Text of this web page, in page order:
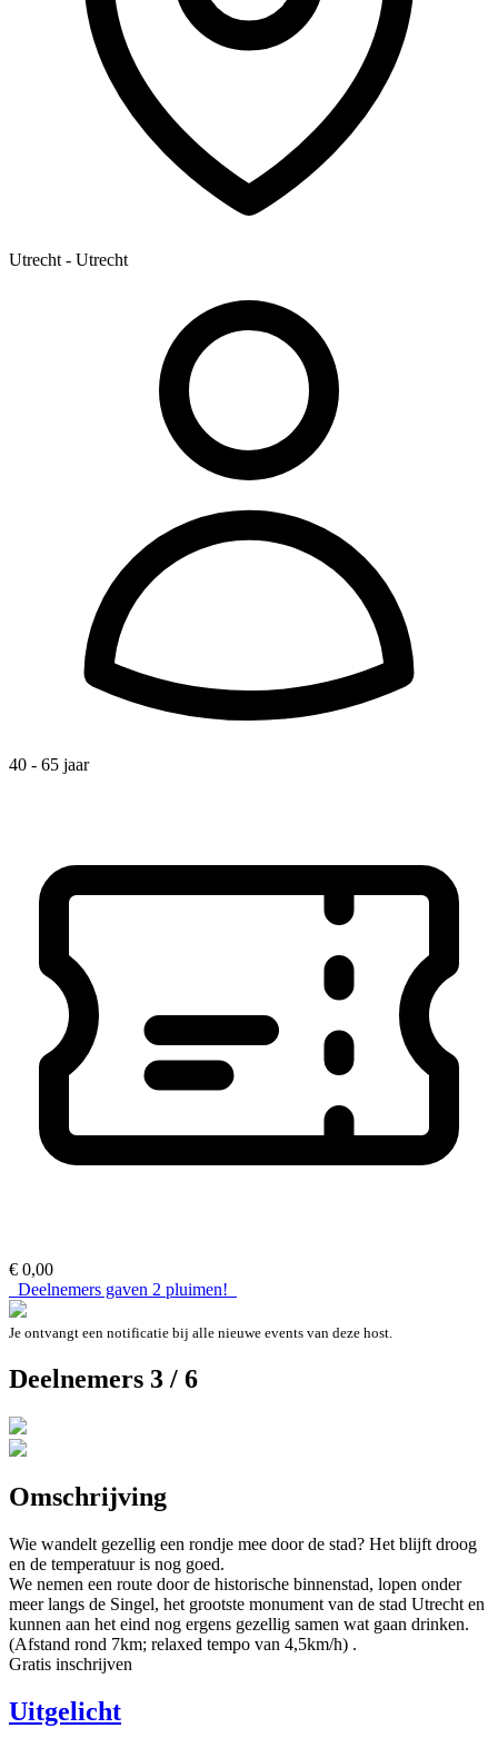
Utrecht - Utrecht
40 - 65 jaar
€ 0,00
Deelnemers gaven 2 pluimen!
Je ontvangt een notificatie bij alle nieuwe events van deze host.
Deelnemers 3 / 6
Omschrijving
Wie wandelt gezellig een rondje mee door de stad? Het blijft droog
en de temperatuur is nog goed.
We nemen een route door de historische binnenstad, lopen onder
meer langs de Singel, het grootste monument van de stad Utrecht en
kunnen aan het eind nog ergens gezellig samen wat gaan drinken.
(Afstand rond 7km; relaxed tempo van 4,5km/h) .
Gratis inschrijven
Uitgelicht